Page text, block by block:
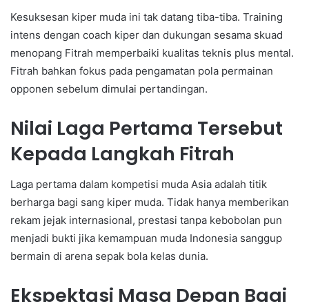
Kesuksesan kiper muda ini tak datang tiba-tiba. Training
intens dengan coach kiper dan dukungan sesama skuad
menopang Fitrah memperbaiki kualitas teknis plus mental.
Fitrah bahkan fokus pada pengamatan pola permainan
opponen sebelum dimulai pertandingan.
Nilai Laga Pertama Tersebut
Kepada Langkah Fitrah
Laga pertama dalam kompetisi muda Asia adalah titik
berharga bagi sang kiper muda. Tidak hanya memberikan
rekam jejak internasional, prestasi tanpa kebobolan pun
menjadi bukti jika kemampuan muda Indonesia sanggup
bermain di arena sepak bola kelas dunia.
Ekspektasi Masa Depan Bagi